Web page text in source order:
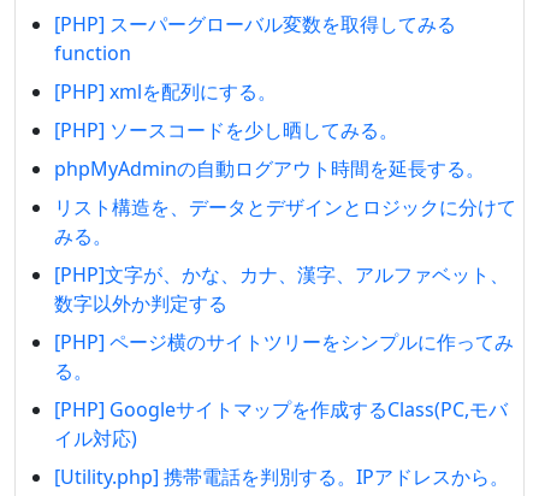
[PHP] スーパーグローバル変数を取得してみる
function
[PHP] xmlを配列にする。
[PHP] ソースコードを少し晒してみる。
phpMyAdminの自動ログアウト時間を延長する。
リスト構造を、データとデザインとロジックに分けて
みる。
[PHP]文字が、かな、カナ、漢字、アルファベット、
数字以外か判定する
[PHP] ページ横のサイトツリーをシンプルに作ってみ
る。
[PHP] Googleサイトマップを作成するClass(PC,モバ
イル対応)
[Utility.php] 携帯電話を判別する。IPアドレスから。